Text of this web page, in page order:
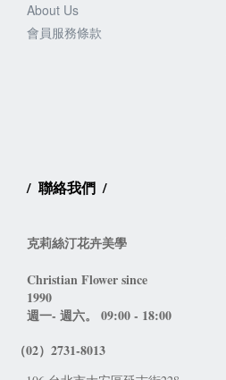
About Us
會員服務條款
/ 聯絡我們 /
克莉絲汀花卉美學
Christian Flower since
1990
週一- 週六。 09:00 - 18:00
（02）2731-8013